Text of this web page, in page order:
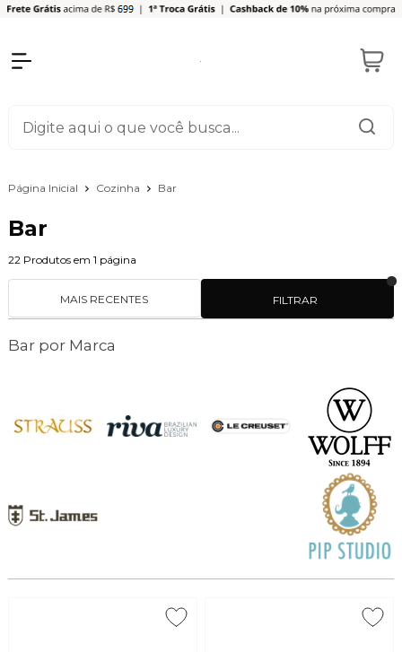
Página Inicial Cozinha Bar
Bar
22 Produtos em 1 página
FILTRAR
MAIS RECENTES
Bar por Marca